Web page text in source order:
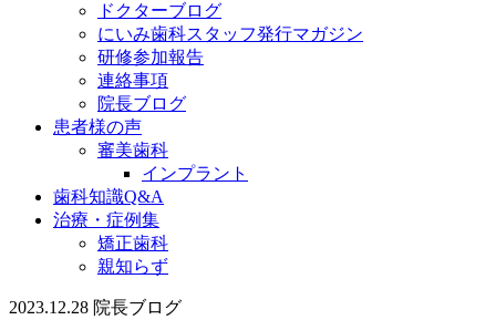
ドクターブログ
にいみ歯科スタッフ発行マガジン
研修参加報告
連絡事項
院長ブログ
患者様の声
審美歯科
インプラント
歯科知識Q&A
治療・症例集
矯正歯科
親知らず
2023.12.28 院長ブログ